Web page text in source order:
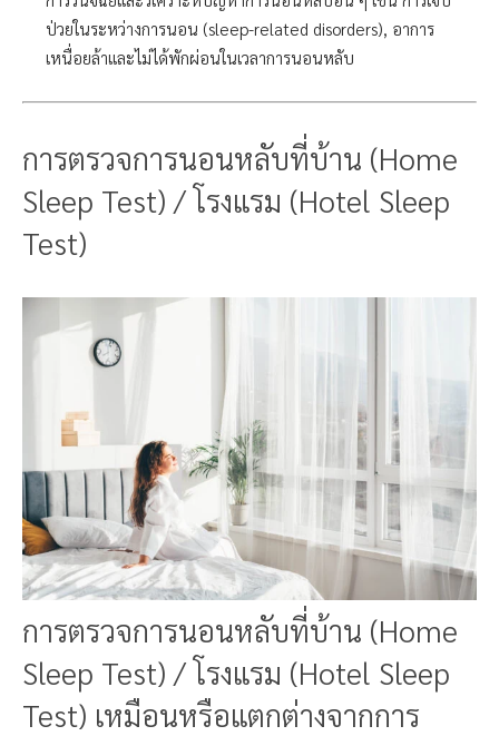
ป่วยในระหว่างการนอน (sleep-related disorders), อาการ
เหนื่อยล้าและไม่ได้พักผ่อนในเวลาการนอนหลับ
การตรวจการนอนหลับที่บ้าน (Home
Sleep Test) / โรงแรม (Hotel Sleep
Test)
การตรวจการนอนหลับที่บ้าน (Home
Sleep Test) / โรงแรม (Hotel Sleep
Test) เหมือนหรือแตกต่างจากการ